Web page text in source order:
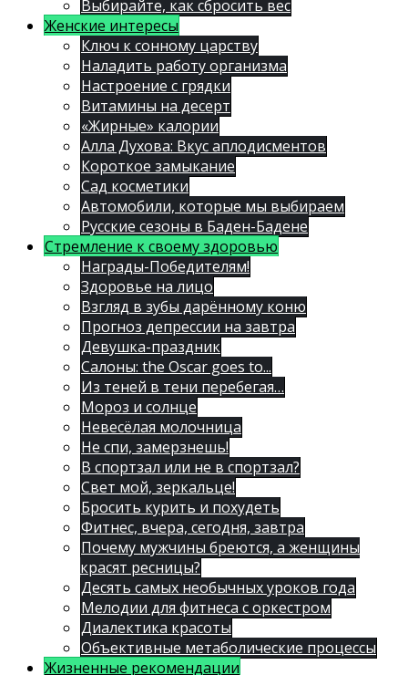
Выбирайте, как сбросить вес
Женские интересы
Ключ к сонному царству
Наладить работу организма
Настроение с грядки
Витамины на десерт
«Жирные» калории
Алла Духова: Вкус аплодисментов
Короткое замыкание
Сад косметики
Автомобили, которые мы выбираем
Русские сезоны в Баден-Бадене
Стремление к своему здоровью
Награды-Победителям!
Здоровье на лицо
Взгляд в зубы дарённому коню
Прогноз депрессии на завтра
Девушка-праздник
Салоны: the Oscar goes to...
Из теней в тени перебегая…
Мороз и солнце
Невесёлая молочница
Не спи, замерзнешь!
В спортзал или не в спортзал?
Свет мой, зеркальце!
Бросить курить и похудеть
Фитнес, вчера, сегодня, завтра
Почему мужчины бреются, а женщины
красят ресницы?
Десять самых необычных уроков года
Мелодии для фитнеса с оркестром
Диалектика красоты
Объективные метаболические процессы
Жизненные рекомендации